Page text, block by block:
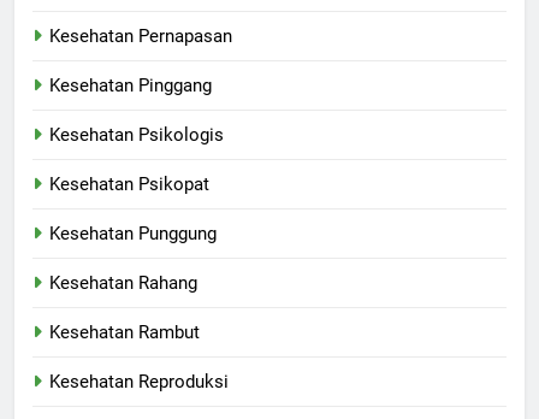
Kesehatan Pernapasan
Kesehatan Pinggang
Kesehatan Psikologis
Kesehatan Psikopat
Kesehatan Punggung
Kesehatan Rahang
Kesehatan Rambut
Kesehatan Reproduksi